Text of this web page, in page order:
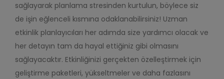
sağlayarak planlama stresinden kurtulun, böylece siz
de işin eğlenceli kısmına odaklanabilirsiniz! Uzman
etkinlik planlayıcıları her adımda size yardımcı olacak ve
her detayın tam da hayal ettiğiniz gibi olmasını
sağlayacaktır. Etkinliğinizi gerçekten özelleştirmek için
geliştirme paketleri, yükseltmeler ve daha fazlasını